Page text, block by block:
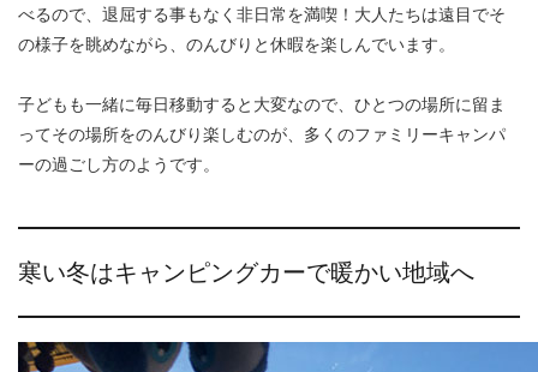
べるので、退屈する事もなく非日常を満喫！大人たちは遠目でそ
の様子を眺めながら、のんびりと休暇を楽しんでいます。
子どもも一緒に毎日移動すると大変なので、ひとつの場所に留ま
ってその場所をのんびり楽しむのが、多くのファミリーキャンパ
ーの過ごし方のようです。
寒い冬はキャンピングカーで暖かい地域へ